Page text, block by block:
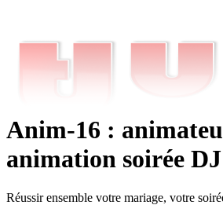
Anim-16 :
animation soirée
Réussir ensemble votre mariage, votre